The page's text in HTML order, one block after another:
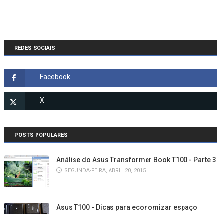
REDES SOCIAIS
POSTS POPULARES
Análise do Asus Transformer Book T100 - Parte 3
SEGUNDA-FEIRA, ABRIL 20, 2015
Asus T100 - Dicas para economizar espaço